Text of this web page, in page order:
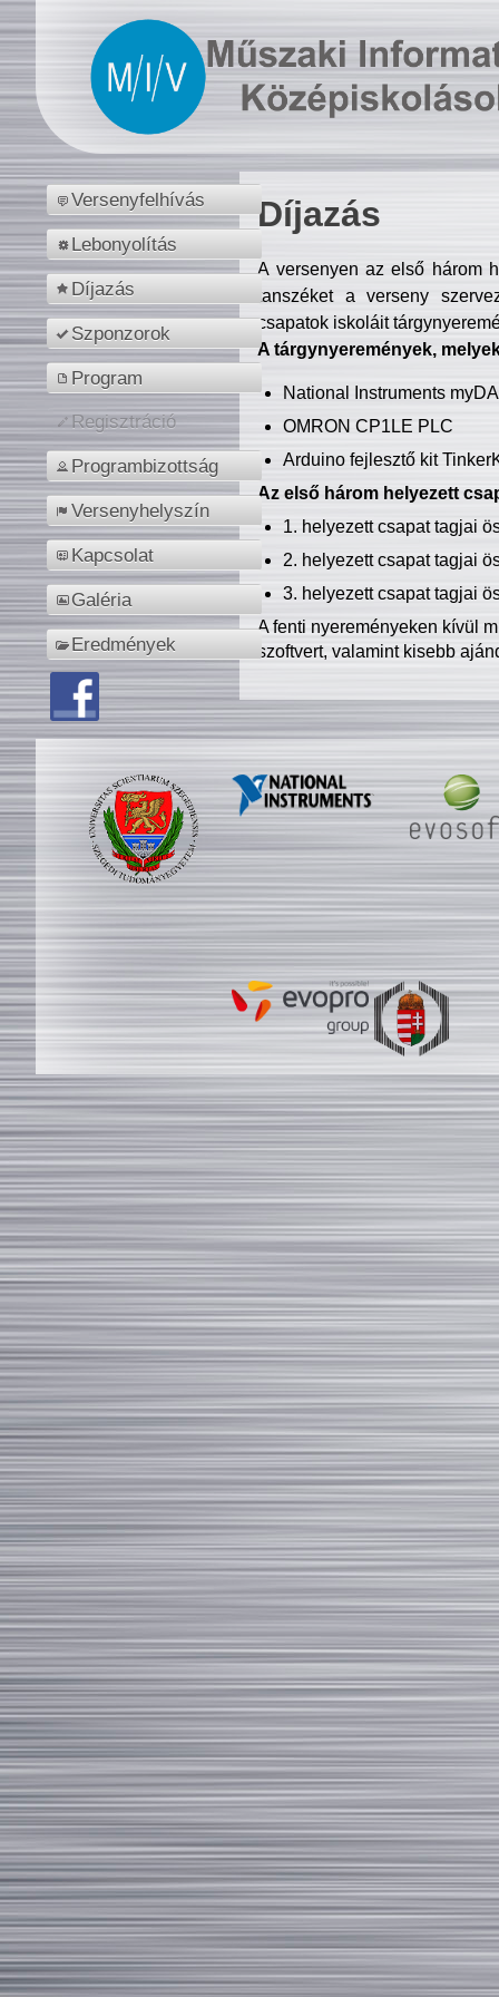
Versenyfelhívás
Lebonyolítás
Díjazás
Szponzorok
Program
Regisztráció
Programbizottság
Versenyhelyszín
Kapcsolat
Galéria
Eredmények
Díjazás
A versenyen az első három
tanszéket a verseny
csapatok iskoláit
A tárgynyeremények,
National Instruments
OMRON CP1LE PLC
Arduino fejlesztő kit
Az első három helyezett
1. helyezett csapat tagjai
2. helyezett csapat tagjai
3. helyezett csapat tagjai
A fenti nyereményeken kívül
szoftvert, valamint kisebb